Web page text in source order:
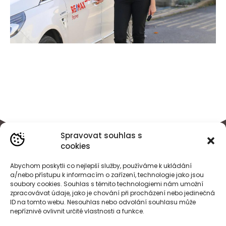
Spravovat souhlas s
cookies
Abychom poskytli co nejlepší služby, používáme k ukládání
a/nebo přístupu k informacím o zařízení, technologie jako jsou
soubory cookies. Souhlas s těmito technologiemi nám umožní
zpracovávat údaje, jako je chování při procházení nebo jedinečná
ID na tomto webu. Nesouhlas nebo odvolání souhlasu může
nepříznivě ovlivnit určité vlastnosti a funkce.